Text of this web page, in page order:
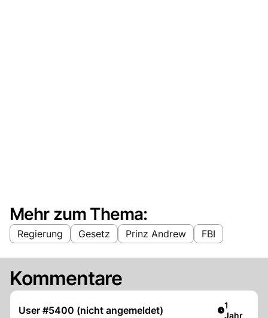
Mehr zum Thema:
Regierung Gesetz Prinz Andrew FBI
Kommentare
User #5400 (nicht angemeldet) Artikel
1
Jahr